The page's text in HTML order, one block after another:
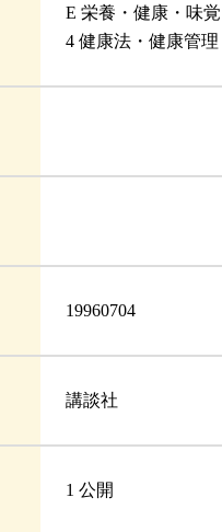
E 栄養・健康・味覚
4 健康法・健康管
19960704
講談社
1 公開